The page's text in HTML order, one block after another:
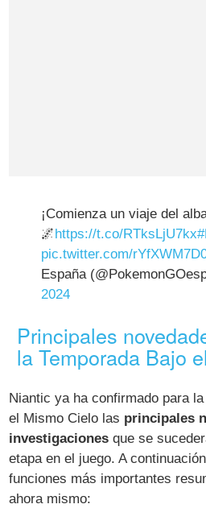
¡Comienza un viaje del
🌌https://t.co/RTksLjU7kx
pic.twitter.com/
España
2024
Principales
la Temporada Bajo
Niantic ya ha confirmado para
el Mismo Cielo las principales
investigaciones que se
etapa en el juego. A
funciones más importantes
ahora mismo: